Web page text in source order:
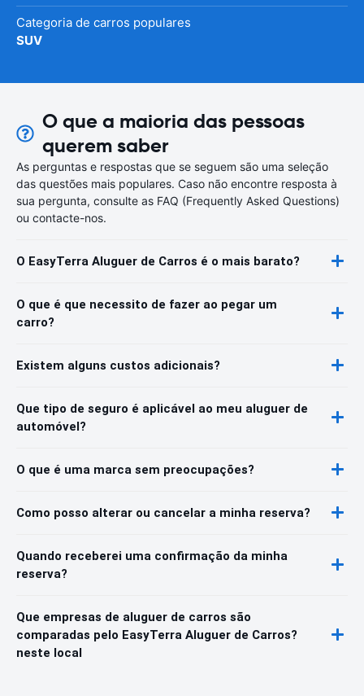
Categoria de carros populares
SUV
O que a maioria das pessoas
querem saber
As perguntas e respostas que se seguem são uma seleção
das questões mais populares. Caso não encontre resposta à
sua pergunta, consulte as FAQ (Frequently Asked Questions)
ou contacte-nos.
O EasyTerra Aluguer de Carros é o mais barato?
O que é que necessito de fazer ao pegar um
carro?
Existem alguns custos adicionais?
Que tipo de seguro é aplicável ao meu aluguer de
automóvel?
O que é uma marca sem preocupações?
Como posso alterar ou cancelar a minha reserva?
Quando receberei uma confirmação da minha
reserva?
Que empresas de aluguer de carros são
comparadas pelo EasyTerra Aluguer de Carros?
neste local